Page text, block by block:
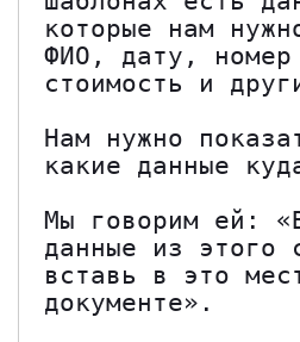
которые нам
ФИО, дату, номер
стоимость и
Нам нужно
какие данные
Мы говорим ей:
данные из этого
вставь в это
документе».